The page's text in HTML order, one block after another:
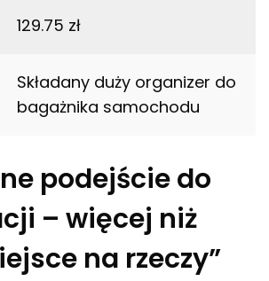
129.75 zł
Składany duży organizer do
bagażnika samochodu
podejście do
– więcej niż
na rzeczy”